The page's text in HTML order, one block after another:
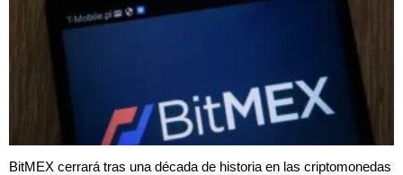
BitMEX cerrará tras una década de historia en las criptomonedas